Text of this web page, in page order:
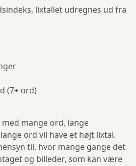
lixtallet udregnes ud fra
(7+ ord)
mange ord, lange
ord vil have et højt lixtal.
til, hvor mange gange det
og billeder, som kan være